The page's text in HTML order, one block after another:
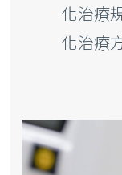
化治療
化治療